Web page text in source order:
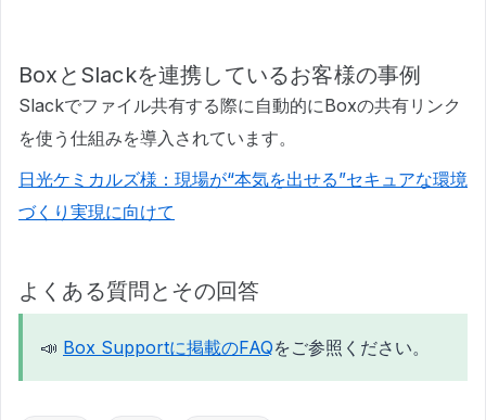
BoxとSlackを連携しているお客様の事例
Slackでファイル共有する際に自動的にBoxの共有リンク
を使う仕組みを導入されています。
日光ケミカルズ様：現場が“本気を出せる”セキュアな環境
づくり実現に向けて
よくある質問とその回答
📣 Box Supportに掲載のFAQをご参照ください。